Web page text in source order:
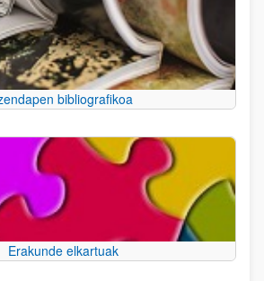
bibliografikoa
Erakunde elkartuak